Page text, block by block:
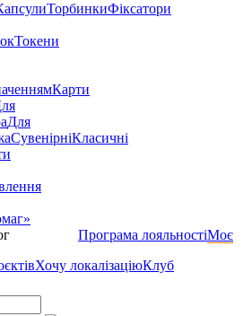
ТорбинкиФіксатори
Токени
Карти
Для
СувенірніКласичні
Програма лояльностіМоє
Хочу локалізаціюКлуб